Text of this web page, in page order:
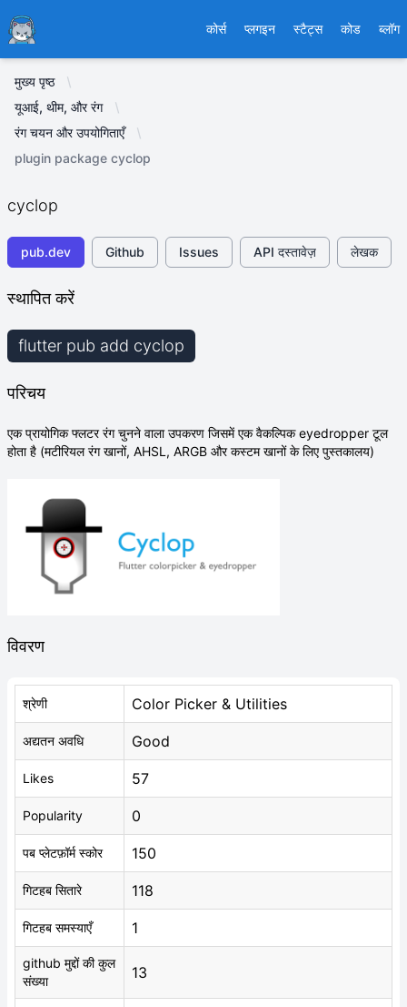
Ducafecat कोर्स प्लगइन स्टैट्स कोड ब्लॉग
मुख्य पृष्ठ
यूआई, थीम, और रंग
रंग चयन और उपयोगिताएँ
plugin package cyclop
cyclop
pub.dev Github Issues API दस्तावेज़ लेखक
स्थापित करें
flutter pub add cyclop
परिचय
एक प्रायोगिक फ्लटर रंग चुनने वाला उपकरण जिसमें एक वैकल्पिक eyedropper टूल
होता है (मटीरियल रंग खानों, AHSL, ARGB और कस्टम खानों के लिए पुस्तकालय)
विवरण
श्रेणी Color Picker & Utilities
अद्यतन अवधि Good
Likes 57
Popularity 0
पब प्लेटफ़ॉर्म स्कोर 150
गिटहब सितारे 118
गिटहब समस्याएँ 1
github मुद्दों की कुल
संख्या
13